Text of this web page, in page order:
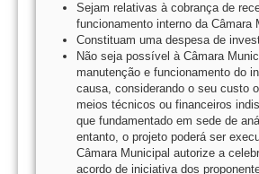
Sejam relativas à cobrança de
funcionamento interno da Câmara
Constituam uma despesa de
Não seja possível à Câmara
manutenção e funcionamento do
causa, considerando o seu custo
meios técnicos ou financeiros
que fundamentado em sede de
entanto, o projeto poderá ser
Câmara Municipal autorize a
acordo de iniciativa dos